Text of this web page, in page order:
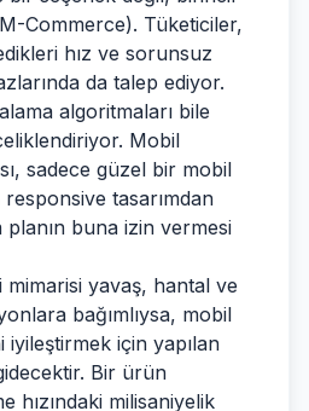
Commerce). Tüketiciler,
hız ve sorunsuz
da talep ediyor.
algoritmaları bile
Mobil
sadece güzel bir mobil
tasarımdan
buna izin vermesi
yavaş, hantal ve
bağımlıysa, mobil
iyileştirmek için yapılan
Bir ürün
hızındaki milisaniyelik